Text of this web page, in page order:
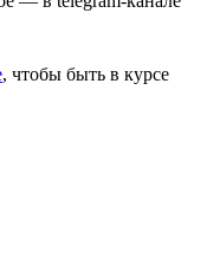
, чтобы быть в курсе